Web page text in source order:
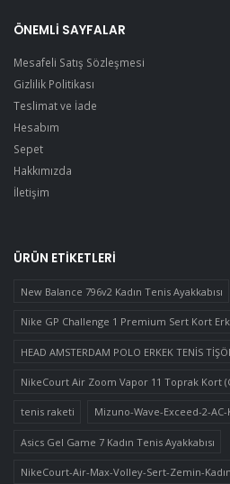
ÖNEMLI SAYFALAR
Mesafeli Satış Sözleşmesi
Gizlilik Politikası
Teslimat ve İade
Hesabım
Sepet
Hakkımızda
İletişim
ÜRÜN ETIKETLERI
New Balance 796v2 Kadın Tenis Ayakkabısı
Nike GP Challenge 1 Premium Sert Kort
HEAD AMSTERDAM POLO ERKEK TENİS
NikeCourt Air Zoom Vapor 11 Toprak Kort
tenis raketi Mizuno-Wave-Exceed-2-AC-
Asics Gel Game 7 Kadın Tenis Ayakkabısı
NikeCourt-Air-Max-Volley-Sert-Zemin-